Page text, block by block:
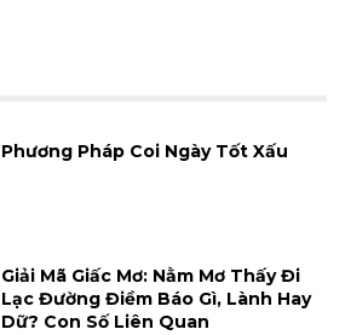
Phương Pháp Coi Ngày Tốt Xấu
Giải Mã Giấc Mơ: Nằm Mơ Thấy Đi
Lạc Đường Điềm Báo Gì, Lành Hay
Dữ? Con Số Liên Quan